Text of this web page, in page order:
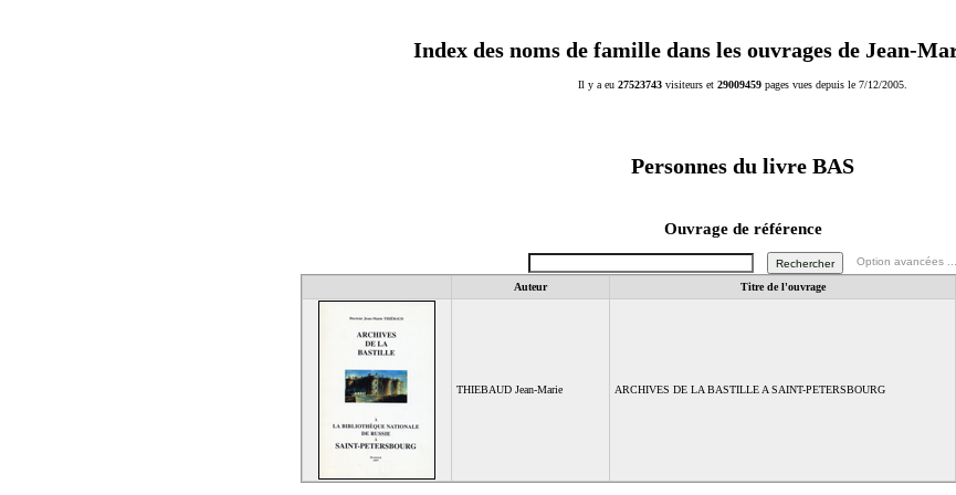
Index des noms de famille dans les ouvrages de Jean-
Il y a eu 27523743 visiteurs et 29009459 pages vues depuis le 7/12/2005.
Personnes du livre BAS
Ouvrage de référence
Option avancées ...
Auteur Titre de l'ouvrage
THIEBAUD Jean-Marie ARCHIVES DE LA BASTILLE A SAINT-PETERSBOURG